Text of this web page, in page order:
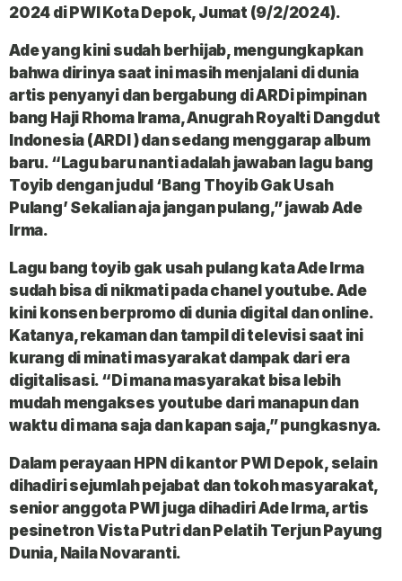
2024 di PWI Kota Depok, Jumat (9/2/2024).
Ade yang kini sudah berhijab, mengungkapkan
bahwa dirinya saat ini masih menjalani di dunia
artis penyanyi dan bergabung di ARDi pimpinan
bang Haji Rhoma Irama, Anugrah Royalti Dangdut
Indonesia (ARDI ) dan sedang menggarap album
baru. “Lagu baru nanti adalah jawaban lagu bang
Toyib dengan judul ‘Bang Thoyib Gak Usah
Pulang’ Sekalian aja jangan pulang,” jawab Ade
Irma.
Lagu bang toyib gak usah pulang kata Ade Irma
sudah bisa di nikmati pada chanel youtube. Ade
kini konsen berpromo di dunia digital dan online.
Katanya, rekaman dan tampil di televisi saat ini
kurang di minati masyarakat dampak dari era
digitalisasi. “Di mana masyarakat bisa lebih
mudah mengakses youtube dari manapun dan
waktu di mana saja dan kapan saja,” pungkasnya.
Dalam perayaan HPN di kantor PWI Depok, selain
dihadiri sejumlah pejabat dan tokoh masyarakat,
senior anggota PWI juga dihadiriAde Irma, artis
pesinetron Vista Putri dan Pelatih Terjun Payung
Dunia, Naila Novaranti.